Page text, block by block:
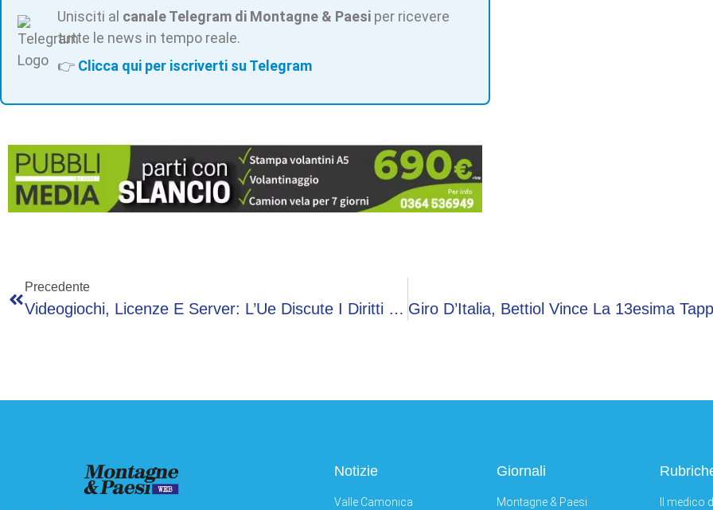
Unisciti al canale Telegram di Montagne & Paesi per ricevere
tutte le news in tempo reale.
👉 Clicca qui per iscriverti su Telegram
Precedente
Videogiochi, Licenze E Server: L’Ue Discute I Diritti Sui Beni Digitali
Notizie
Valle Camonica
Giornali
Montagne & Paesi
Il medico